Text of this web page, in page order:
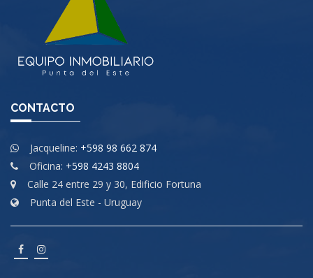
CONTACTO
Jacqueline: +598 98 662 874
Oficina: +598 4243 8804
Calle 24 entre 29 y 30, Edificio Fortuna
Punta del Este - Uruguay